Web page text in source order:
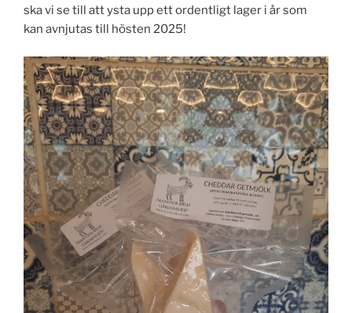
ska vi se till att ysta upp ett ordentligt lager i år som
kan avnjutas till hösten 2025!